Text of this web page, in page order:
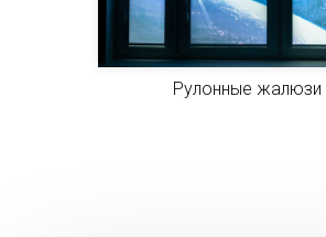
Рулонные жалюзи